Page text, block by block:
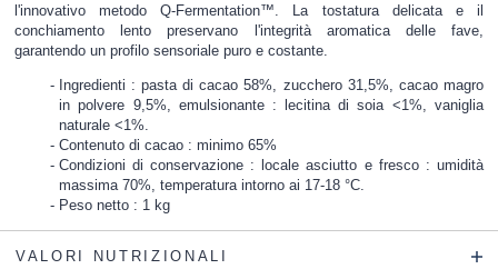
l'innovativo metodo Q-Fermentation™. La tostatura delicata e il
conchiamento lento preservano l'integrità aromatica delle fave,
garantendo un profilo sensoriale puro e costante.
Ingredienti : pasta di cacao 58%, zucchero 31,5%, cacao magro
in polvere 9,5%, emulsionante : lecitina di soia <1%, vaniglia
naturale <1%.
Contenuto di cacao : minimo 65%
Condizioni di conservazione : locale asciutto e fresco : umidità
massima 70%, temperatura intorno ai 17-18 °C.
Peso netto : 1 kg
VALORI NUTRIZIONALI